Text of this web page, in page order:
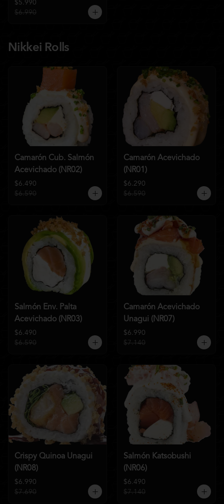
$5.990
$6.990
Nikkei Rolls
Camarón Cub. Salmón
Acevichado (NR02)
$6.490
$6.590
Camarón Acevichado
(NR01)
$6.290
$6.590
Salmón Env. Palta
Acevichado (NR03)
$6.490
$6.590
Camarón Acevichado
Unagui (NR07)
$6.990
$7.140
Crispy Quinoa Unagui
(NR08)
$6.990
$7.690
Salmón Katsobushi
(NR06)
$6.490
$7.140